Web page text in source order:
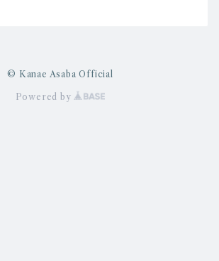
© Kanae Asaba Official
Powered by